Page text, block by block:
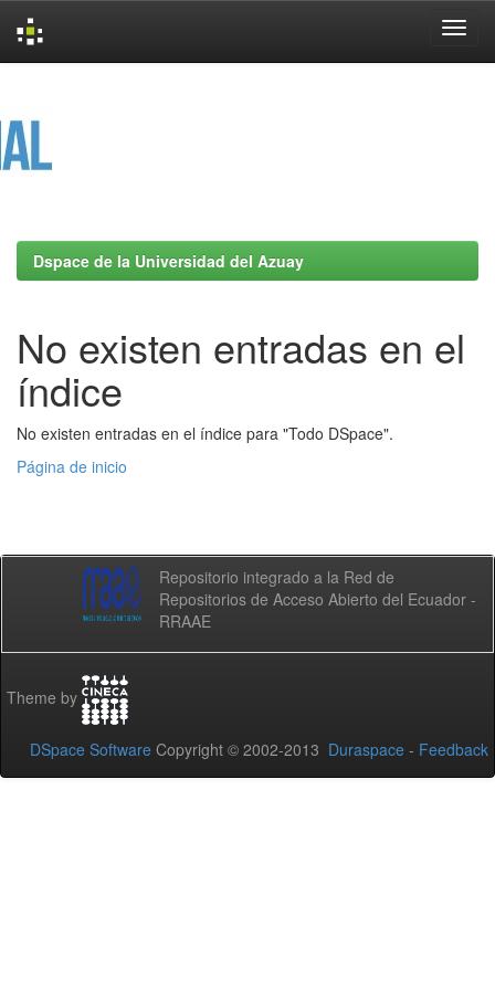
Dspace de la Universidad del Azuay
No existen entradas en el
índice
No existen entradas en el índice para "Todo DSpace".
Página de inicio
Repositorio integrado a la Red de
Repositorios de Acceso Abierto del Ecuador -
RRAAE
Theme by
DSpace Software Copyright © 2002-2013 Duraspace - Feedback